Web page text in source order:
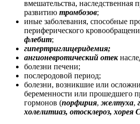
вмешательства, наследственная
развитию тромбозов;
иные заболевания, способные
периферического
флебит;
гипертриглицеридемия;
ангионевротический отек
болезни печени;
послеродовой период;
болезни, возникшие или
беременности или прошедшего
гормонов (порфирия, желтуха,
холелитиаз, отосклероз, хорея